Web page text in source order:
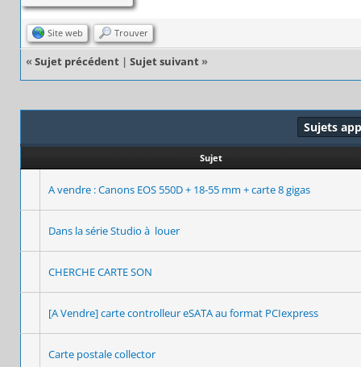
Site web Trouver
« Sujet précédent | Sujet suivant »
Sujets
Sujet
A vendre : Canons EOS 550D + 18-55 mm + carte 8 gigas
Dans la série Studio à louer
CHERCHE CARTE SON
[A Vendre] carte controlleur eSATA au format PCIexpress
Carte postale collector